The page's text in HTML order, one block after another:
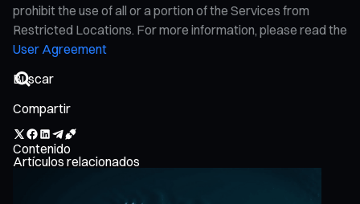
prohibit the use of all or a portion of the Services from
Restricted Locations. For more information, please read the
User Agreement
Compartir
Contenido
Artículos relacionados